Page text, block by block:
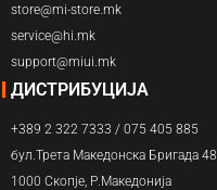
store@mi-store.mk
service@hi.mk
support@miui.mk
ДИСТРИБУЦИЈА
+389 2 322 7333 / 075 405 885
бул.Трета Македонска Бригада 48
1000 Скопје, Р.Македонија